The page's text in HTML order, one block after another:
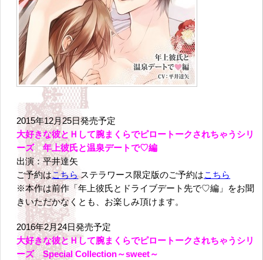
2015年12月25日発売予定
大好きな彼とＨして腕まくらでピロートークされちゃうシリ
ーズ 年上彼氏と温泉デートで♡編
出演：平井達矢
ご予約はこちらステラワース限定版のご予約はこちら
※本作は前作「年上彼氏とドライブデート先で♡編」をお聞
きいただかなくとも、お楽しみ頂けます。
2016年2月24日発売予定
大好きな彼とＨして腕まくらでピロートークされちゃうシリ
ーズ Special Collection～sweet～